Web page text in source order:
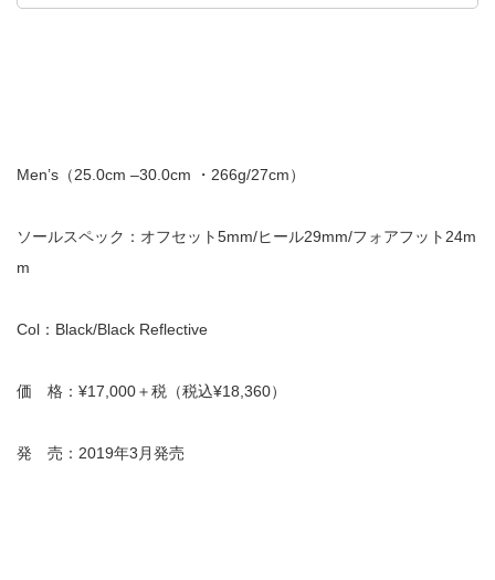
Men’s（25.0cm –30.0cm ・266g/27cm）
ソールスペック：オフセット5mm/ヒール29mm/フォアフット24m
m
Col：Black/Black Reflective
価 格：¥17,000＋税（税込¥18,360）
発 売：2019年3月発売